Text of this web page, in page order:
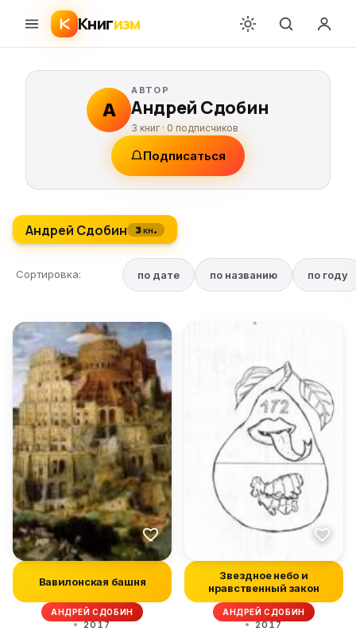
Книгизм
А
АВТОР
Андрей Сдобин
3 книг ·0 подписчиков
Подписаться
Андрей Сдобин 3 кн.
Сортировка: по дате по названию по году
Вавилонская башня
АНДРЕЙ СДОБИН
2017
Звездное небо и
нравственный закон
АНДРЕЙ СДОБИН
2017